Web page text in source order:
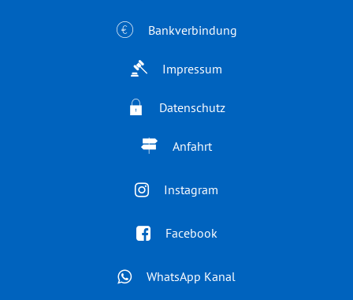
Bankverbindung
Impressum
Datenschutz
Anfahrt
Instagram
Facebook
WhatsApp Kanal